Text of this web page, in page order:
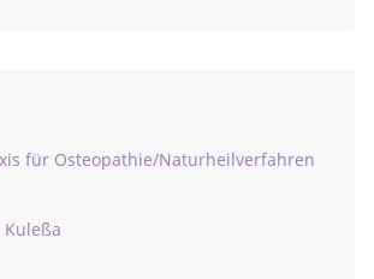
für Osteopathie/Naturheilverfahren